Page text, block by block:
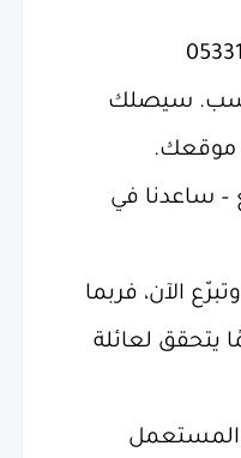
سيصلك
موقعك.
– ساعدنا في
الآن، فربما
يتحقق لعائلة
المستعمل